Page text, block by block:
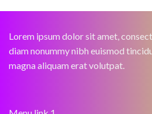
Lorem ipsum dolor sit amet,
diam nonummy nibh euismod
magna aliquam erat volutpat.